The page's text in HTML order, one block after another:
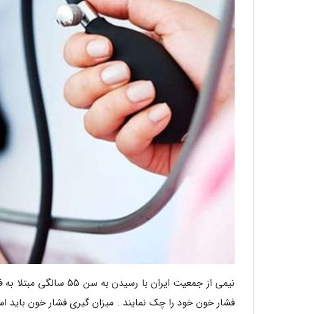
فشار خون خود را چک نمایند . میزان گیری فشار خون